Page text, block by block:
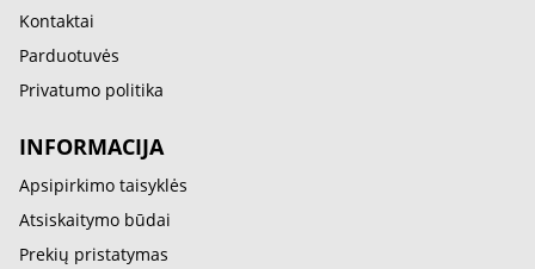
Kontaktai
Parduotuvės
Privatumo politika
INFORMACIJA
Apsipirkimo taisyklės
Atsiskaitymo būdai
Prekių pristatymas